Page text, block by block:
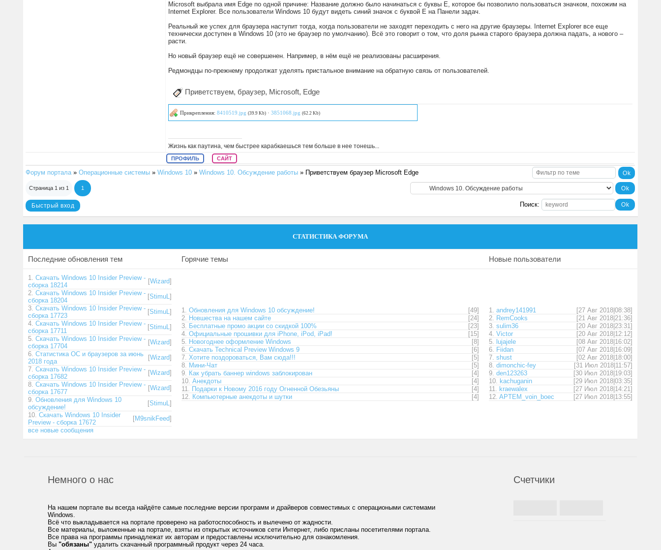
Microsoft выбрала имя Edge по одной причине: Название должно было начинаться с буквы Е, которое бы позволило пользоваться значком, похожим на
Internet Explorer. Все пользователи Windows 10 будут видеть синий значок с буквой E на Панели задач.
Реальный же успех для браузера наступит тогда, когда пользователи не заходят переходить с него на другие браузеры. Internet Explorer все еще
технически доступен в Windows 10 (это не браузер по умолчанию). Всё это говорит о том, что доля рынка старого браузера должна падать, а нового –
расти.
Но новый браузер ещё не совершенен. Например, в нём ещё не реализованы расширения.
Редмондцы по-прежнему продолжат уделять пристальное внимание на обратную связь от пользователей.
Приветствуем, браузер, Microsoft, Edge
Прикрепления:8410519.jpg (39.9 Kb) ·3851068.jpg (62.2 Kb)
Жизнь как паутина, чем быстрее карабкаешься тем больше в нее тонешь...
ПРОФИЛЬ САЙТ
Форум портала » Операционные системы » Windows 10 » Windows 10. Обсуждение работы » Приветствуем браузер Microsoft Edge
Страница 1 из 1 1
Поиск:
СТАТИСТИКА ФОРУМА
Последние обновления тем Горячие темы Новые пользователи
1.Скачать Windows 10 Insider Preview -
сборка 18214
[Wizard]
2.Скачать Windows 10 Insider Preview -
сборка 18204
[StimuL]
3.Скачать Windows 10 Insider Preview -
сборка 17723
[StimuL]
4.Скачать Windows 10 Insider Preview -
сборка 17711
[StimuL]
5.Скачать Windows 10 Insider Preview -
сборка 17704
[Wizard]
6.Статистика ОС и браузеров за июнь
2018 года
[Wizard]
7.Скачать Windows 10 Insider Preview -
сборка 17682
[Wizard]
8.Скачать Windows 10 Insider Preview -
сборка 17677
[Wizard]
9.Обновления для Windows 10
обсуждение!
[StimuL]
10.Скачать Windows 10 Insider
Preview - сборка 17672
[M9snikFeed]
все новые сообщения
1.Обновления для Windows 10 обсуждение!
[49]
2. Новшества на нашем сайте
[24]
3. Бесплатные промо акции со скидкой 100%
[23]
4.Официальные прошивки для iPhone, iPod, iPad!
[15]
5. Новогоднее оформление Windows
[8]
6.Скачать Technical Preview Windows 9
[6]
7.Хотите поздороваться, Вам сюда!!!
[5]
8. Мини-Чат
[5]
9. Как убрать баннер windows заблокирован
[4]
10.Анекдоты
[4]
11. Подарки к Новому 2016 году Огненной Обезьяны
[4]
12. Компьютерные анекдоты и шутки [4]
1.andrey141991
[27 Авг 2018|08:38]
2. RemCooks
[21 Авг 2018|21:36]
3.sulim36
[20 Авг 2018|23:31]
4.Victor
[20 Авг 2018|12:12]
5. lujajele
[08 Авг 2018|16:02]
6. Fiidan
[07 Авг 2018|16:09]
7.shust
[02 Авг 2018|18:00]
8.dimonchic-fey
[31 Июл 2018|11:57]
9.den123263
[30 Июл 2018|19:03]
10. kachuganin
[29 Июл 2018|03:35]
11. kraewalex
[27 Июл 2018|14:21]
12.APTEM_voin_boec [27 Июл 2018|13:55]
Немного о нас
На нашем портале вы всегда найдёте самые последние версии программ и драйверов совместимых с операциоными системами
Windows.
Всё что выкладывается на портале проверено на работоспособность и вылечено от жадности.
Все материалы, выложенные на портале, взяты из открытых источников сети Интернет, либо присланы посетителями портала.
Все права на программы принадлежат их авторам и предоставлены исключительно для ознакомления.
Вы"обязаны" удалить скачанный программный продукт через 24 часа.
Счетчики